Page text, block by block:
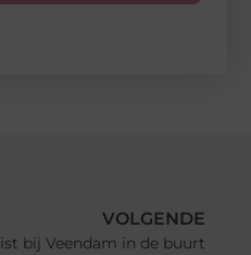
VOLGENDE
bij Veendam in de buurt